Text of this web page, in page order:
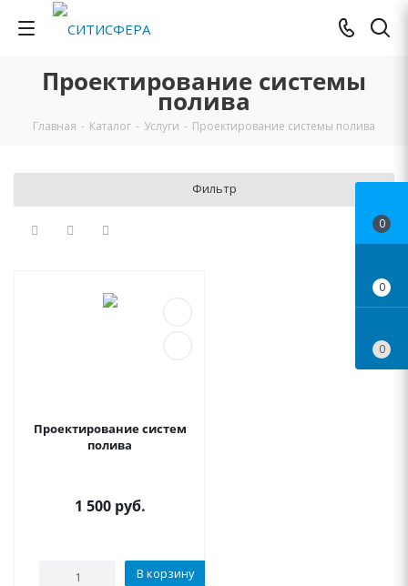
Проектирование системы
полива
Главная - Каталог - Услуги - Проектирование системы полива
Фильтр
Проектирование систем
полива
1 500руб.
В корзину
0
0
0